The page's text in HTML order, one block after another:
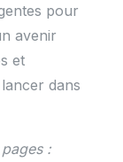
pour
avenir
et
dans
: